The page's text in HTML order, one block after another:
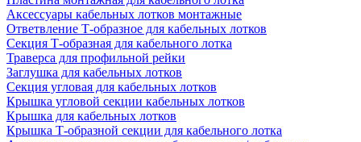
Аксессуары кабельных лотков монтажные
Ответвление Т-образное для кабельных лотков
Секция Т-образная для кабельного лотка
Траверса для профильной рейки
Заглушка для кабельных лотков
Секция угловая для кабельных лотков
Крышка угловой секции кабельных лотков
Крышка для кабельных лотков
Крышка Т-образной секции для кабельного лотка